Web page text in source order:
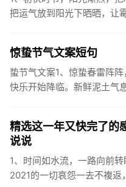
把运气放到阳光下晒晒，让
惊蛰节气文案短句
蛰节气文案1、惊蛰春雷阵
快乐开始降临。新鲜泥土气
精选这一年又快完了的
说说
1、时间如水流，一路向前
2021的一切哀怨一去不複